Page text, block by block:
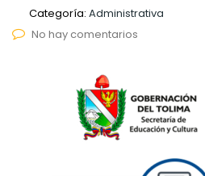
Categoría: Administrativa
No hay comentarios